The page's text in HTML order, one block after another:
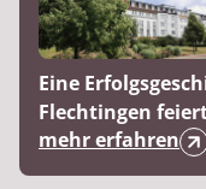
Eine
Flechtingen
mehr erfahren